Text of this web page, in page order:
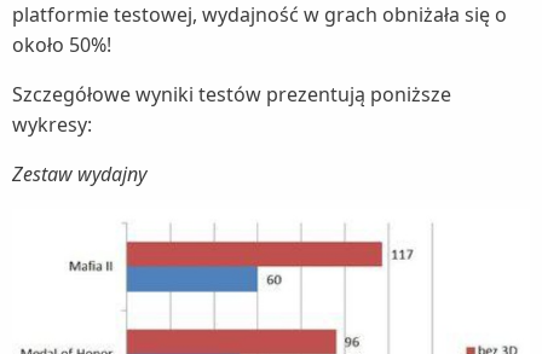
platformie testowej, wydajność w grach obniżała się o
około 50%!
Szczegółowe wyniki testów prezentują poniższe
wykresy:
Zestaw wydajny